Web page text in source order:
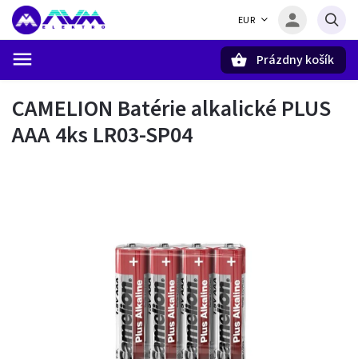
EUR
Prázdny košík
CAMELION Batérie alkalické PLUS
AAA 4ks LR03-SP04